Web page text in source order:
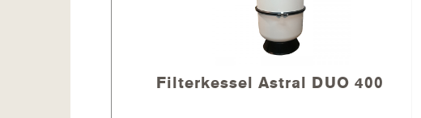
Filterpumpe:
Filterkessel Astral DUO 400